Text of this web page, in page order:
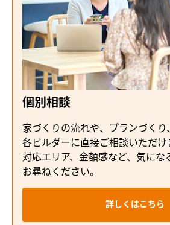
個別相談
家づくりの流れや、プランづくり
各ビルダーに直接ご相談いただけ
対応エリア、金額感など、気にな
お尋ねください。
詳しくはこちら